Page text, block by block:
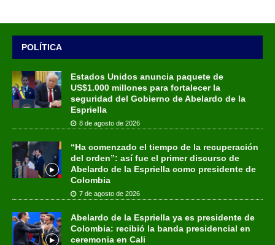
POLÍTICA
Estados Unidos anuncia paquete de
US$1.000 millones para fortalecer la
seguridad del Gobierno de Abelardo de la
Espriella
8 de agosto de 2026
“Ha comenzado el tiempo de la recuperación
del orden”: así fue el primer discurso de
Abelardo de la Espriella como presidente de
Colombia
7 de agosto de 2026
Abelardo de la Espriella ya es presidente de
Colombia: recibió la banda presidencial en
ceremonia en Cali